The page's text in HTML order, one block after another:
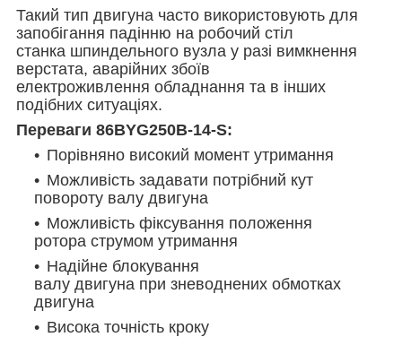
Такий тип двигуна часто використовують для
запобігання падінню на робочий стіл
станка шпиндельного вузла у разі вимкнення
верстата, аварійних збоїв
електроживлення обладнання та в інших
подібних ситуаціях.
Переваги 86BYG250B-14-S:
Порівняно високий момент утримання
Можливість задавати потрібний кут
повороту валу двигуна
Можливість фіксування положення
ротора струмом утримання
Надійне блокування
валу двигуна при зневоднених обмотках
двигуна
Висока точність кроку